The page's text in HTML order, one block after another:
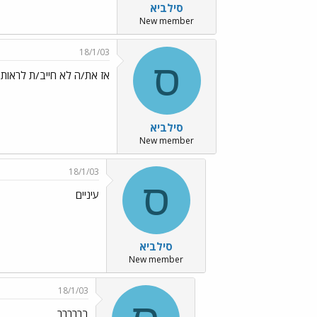
סילביא
New member
ס
סילביא
New member
18/1/03
אז את/ה לא חייב/ת לראות
ס
סילביא
New member
18/1/03
עיניים
18/1/03
בררררר